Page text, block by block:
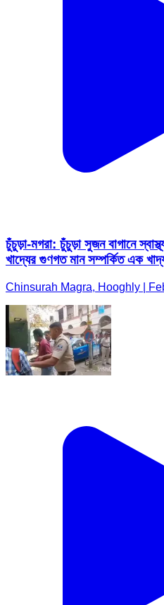
চুঁচুড়া-মগরা: চুঁচুড়া সুজন বাগানে
খাদ্যের গুণগত মান সম্পর্কিত এক
Chinsurah Magra, Hooghly |